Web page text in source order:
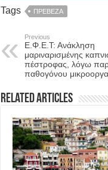
Tags ΠΡΕΒΕΖΑ
Previous
Ε.Φ.Ε.Τ: Ανάκληση
μαριναρισμένης
πέστροφας, λόγω
παθογόνου
Related Articles